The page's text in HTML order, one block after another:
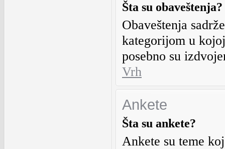
Šta su obaveštenja?
Obaveštenja
kategorijom u
posebno su
Vrh
Ankete
Šta su ankete?
Ankete su teme